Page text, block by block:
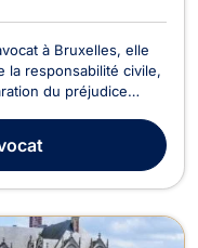
à Bruxelles, elle
la responsabilité civile,
du préjudice
des responsabilités,